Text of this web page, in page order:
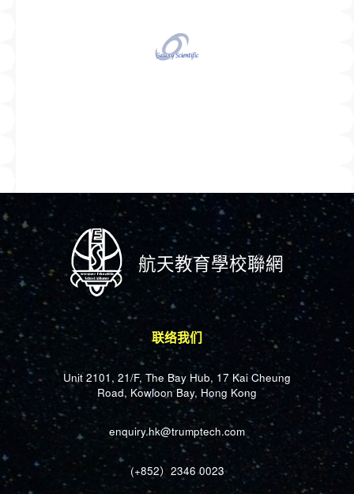
航天教育學校聯網
联络我们
Unit 2101, 21/F, The Bay Hub, 17 Kai Cheung
Road, Kowloon Bay, Hong Kong
enquiry.hk@trumptech.com
(+852）2346 0023